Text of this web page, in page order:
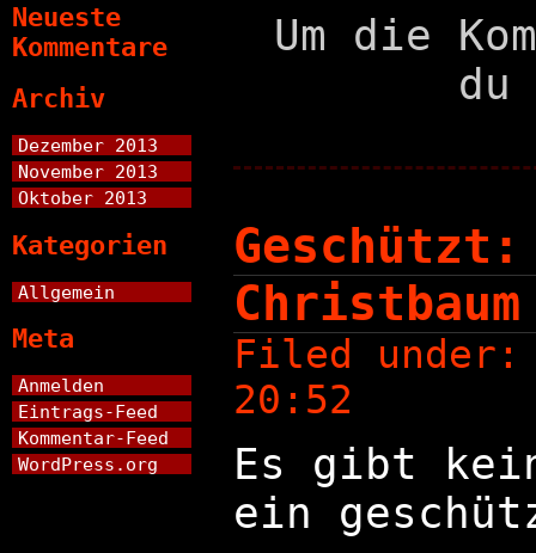
Um die
du
Filed
20:52
Es gibt
ein
Neueste
Kommentare
Archiv
Dezember 2013
November 2013
Oktober 2013
Kategorien
Allgemein
Meta
Anmelden
Eintrags-Feed
Kommentar-Feed
WordPress.org